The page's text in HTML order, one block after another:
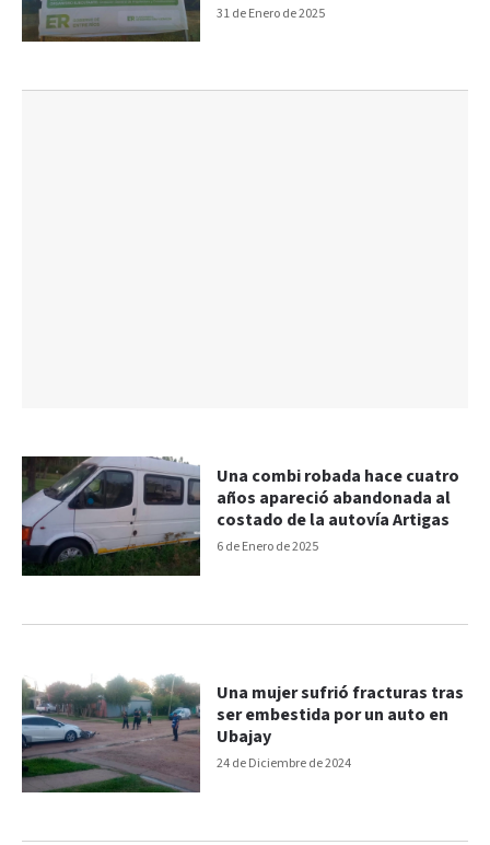
31 de Enero de 2025
6 de Enero de 2025
Una combi robada hace cuatro
años apareció abandonada al
costado de la autovía Artigas
24 de Diciembre de 2024
Una mujer sufrió fracturas tras
ser embestida por un auto en
Ubajay